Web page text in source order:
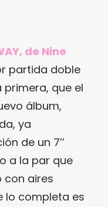
de Nine
partida doble
primera, que el
álbum,
ya
de un 7’’
a la par que
con aires
lo completa es